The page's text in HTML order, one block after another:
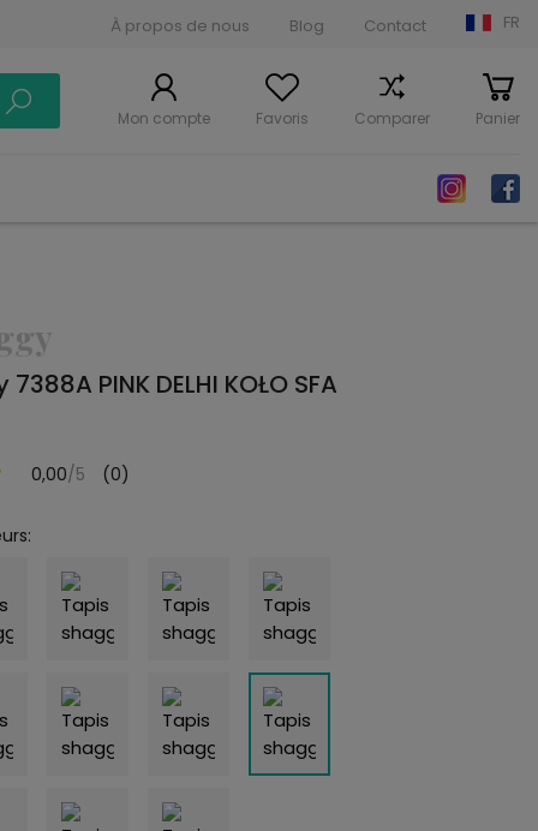
À propos de nous Blog Contact FR
Mon compte Favoris Comparer Panier
PINK DELHI KOŁO SFA
0,00/5 (0)